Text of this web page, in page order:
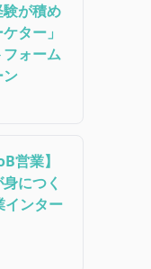
験が積め
ター」
ォーム
ン
営業】
につく
インター